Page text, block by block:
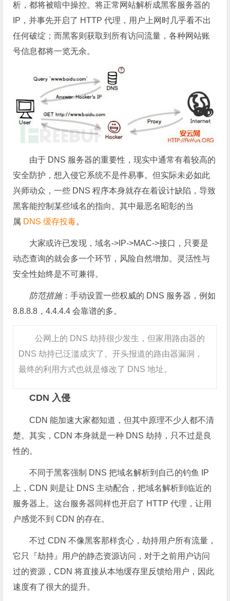
析，都将被暗中操控。将正常网站解析成黑客服务器的
IP，并事先开启了 HTTP 代理，用户上网时几乎看不出
任何破绽；而黑客则获取到所有访问流量，各种网站账
号信息都将一览无余。
由于 DNS 服务器的重要性，现实中通常有着较高的
安全防护，想入侵它系统不是件易事。但实际未必如此
兴师动众，一些 DNS 程序本身就存在着设计缺陷，导致
黑客能控制某些域名的指向。其中最恶名昭彰的当
属 DNS 缓存投毒。
大家或许已发现，域名->IP->MAC->接口，只要是
动态查询的就会多一个环节，风险自然增加。灵活性与
安全性始终是不可兼得。
防范措施：手动设置一些权威的 DNS 服务器，例如
8.8.8.8，4.4.4.4 会靠谱的多。
公网上的 DNS 劫持很少发生，但家用路由器的
DNS 劫持已泛滥成灾了。开头报道的路由器漏洞，
最终的利用方式也就是修改了 DNS 地址。
CDN 入侵
CDN 能加速大家都知道，但其中原理不少人都不清
楚。其实，CDN 本身就是一种 DNS 劫持，只不过是良
性的。
不同于黑客强制 DNS 把域名解析到自己的钓鱼 IP
上，CDN 则是让 DNS 主动配合，把域名解析到临近的
服务器上。这台服务器同样也开启了 HTTP 代理，让用
户感觉不到 CDN 的存在。
不过 CDN 不像黑客那样贪心，劫持用户所有流量，
它只『劫持』用户的静态资源访问，对于之前用户访问
过的资源，CDN 将直接从本地缓存里反馈给用户，因此
速度有了很大的提升。